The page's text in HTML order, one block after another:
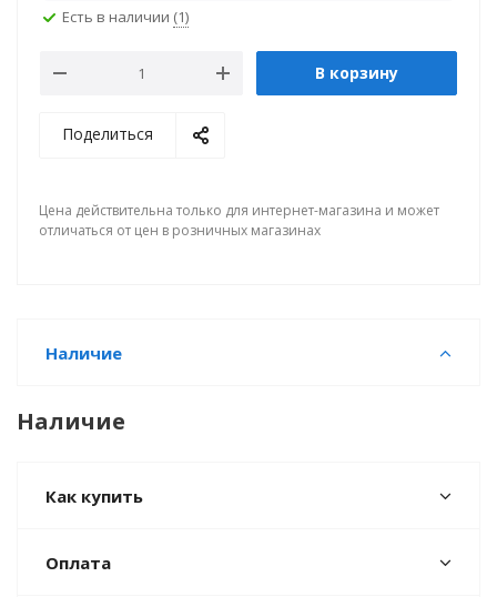
Есть в наличии (1)
В корзину
Поделиться
Цена действительна только для интернет-магазина и может
отличаться от цен в розничных магазинах
Наличие
Наличие
Как купить
Оплата